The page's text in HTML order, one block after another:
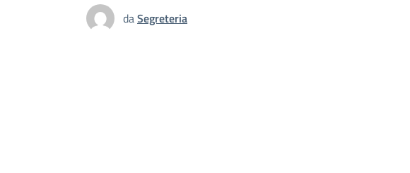
daSegreteria